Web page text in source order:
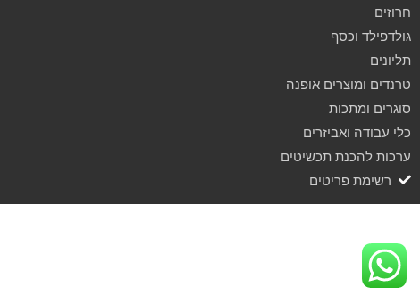
חרוזים
גולדפילד וכסף
תליונים
טרנדים ומוצרים אופנה
סוגרים ומתכות
כלי עבודה ואביזרים
ערכות להכנת תכשיטים
רשימת פריטים